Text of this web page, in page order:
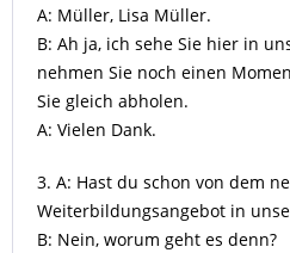
A: Müller, Lisa Müller.
B: Ah ja, ich sehe Sie hier in
nehmen Sie noch einen
Sie gleich abholen.
A: Vielen Dank.
3. A: Hast du schon von dem
Weiterbildungsangebot in
B: Nein, worum geht es denn?